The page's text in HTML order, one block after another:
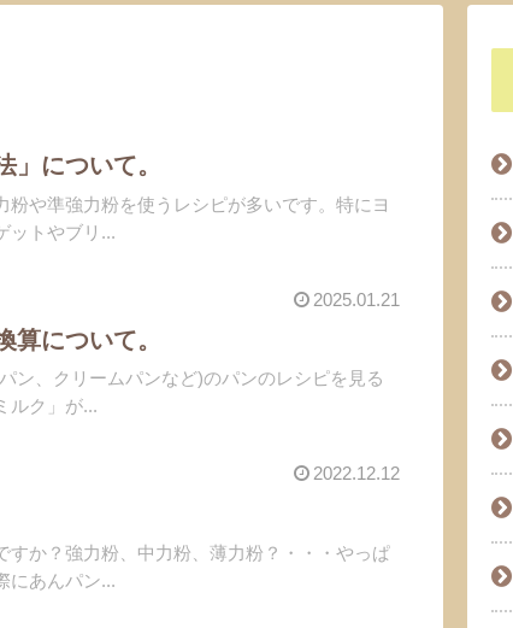
」について。
や準強力粉を使うレシピが多いです。特にヨ
ットやブリ...
2025.01.21
算について。
ン、クリームパンなど)のパンのレシピを見る
ルク」が...
2022.12.12
すか？強力粉、中力粉、薄力粉？・・・やっぱ
にあんパン...